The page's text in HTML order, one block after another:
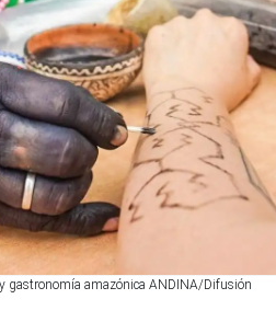
gastronomía amazónica ANDINA/Difusión